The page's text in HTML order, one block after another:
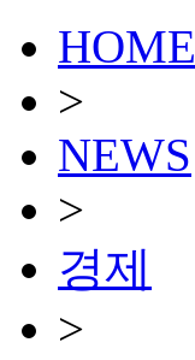
HOME
>
NEWS
>
경제
>